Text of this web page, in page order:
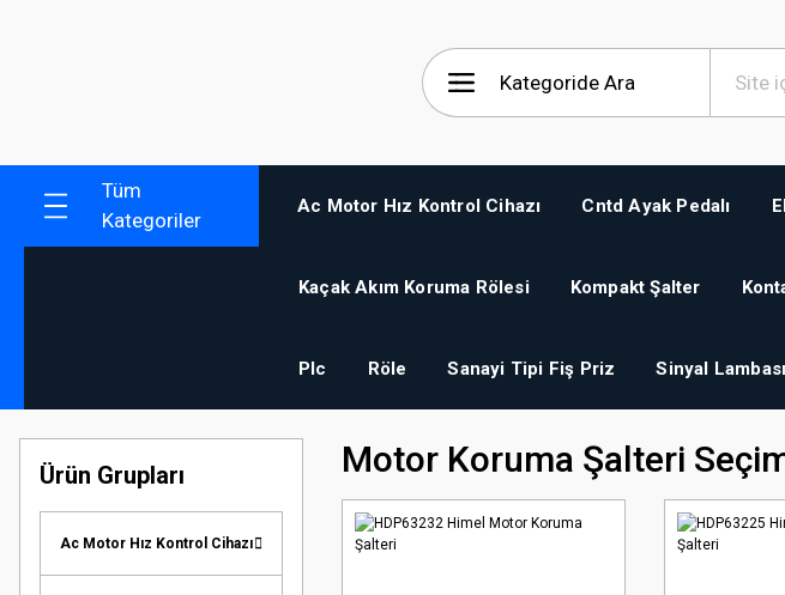
Tüm
Kategoriler
Ac Motor Hız Kontrol Cihazı Cntd Ayak Pedalı
Kaçak Akım Koruma Rölesi Kompakt Şalter
Plc Röle Sanayi Tipi Fiş Priz Sinyal Lambası
Ürün Grupları
Ac Motor Hız Kontrol Cihazı
Motor Koruma Şalteri